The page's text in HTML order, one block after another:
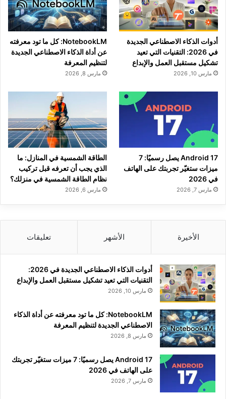
أدوات الذكاء الاصطناعي الجديدة
في 2026: التقنيات التي تعيد
تشكيل مستقبل العمل والإبداع
مارس 10, 2026
NotebookLM: كل ما تود معرفته
عن أداة الذكاء الاصطناعي الجديدة
لتنظيم المعرفة
مارس 8, 2026
Android 17 يصل رسميًا: 7
ميزات ستغيّر تجربتك على الهاتف
في 2026
مارس 7, 2026
الطاقة الشمسية في المنازل: ما
الذي يجب أن تعرفه قبل تركيب
نظام الطاقة الشمسية في منزلك؟
مارس 6, 2026
الأخيرة الأشهر تعليقات
أدوات الذكاء الاصطناعي الجديدة في 2026:
التقنيات التي تعيد تشكيل مستقبل العمل والإبداع
مارس 10, 2026
NotebookLM: كل ما تود معرفته عن أداة الذكاء
الاصطناعي الجديدة لتنظيم المعرفة
مارس 8, 2026
Android 17 يصل رسميًا: 7 ميزات ستغيّر تجربتك
على الهاتف في 2026
مارس 7, 2026